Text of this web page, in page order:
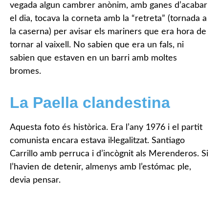
vegada algun cambrer anònim, amb ganes d’acabar
el dia, tocava la corneta amb la “retreta” (tornada a
la caserna) per avisar els mariners que era hora de
tornar al vaixell. No sabien que era un fals, ni
sabien que estaven en un barri amb moltes
bromes.
La Paella clandestina
Aquesta foto és històrica. Era l’any 1976 i el partit
comunista encara estava il·legalitzat. Santiago
Carrillo amb perruca i d’incògnit als Merenderos. Si
l’havien de detenir, almenys amb l’estómac ple,
devia pensar.